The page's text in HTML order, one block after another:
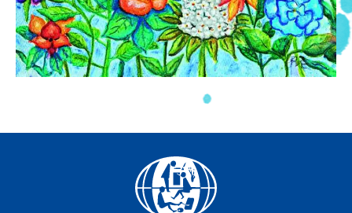
Facebook
YouTube
Instagram